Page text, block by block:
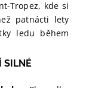
Tropez, kde si
patnácti lety
ledu během
SILNÉ